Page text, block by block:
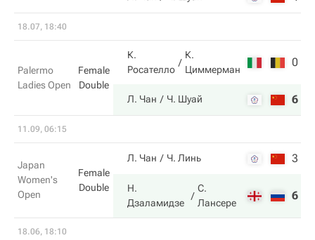
18.07, 18:40
Palermo
Ladies Open
Female
Double
К.
Росателло
К.
Циммерман
0
Л. Чан Ч. Шуай 6
11.09, 06:15
Japan
Women's
Open
Female
Double
Л. Чан Ч. Линь 3
Н.
Дзаламидзе
С.
Лансере
6
18.06, 18:10